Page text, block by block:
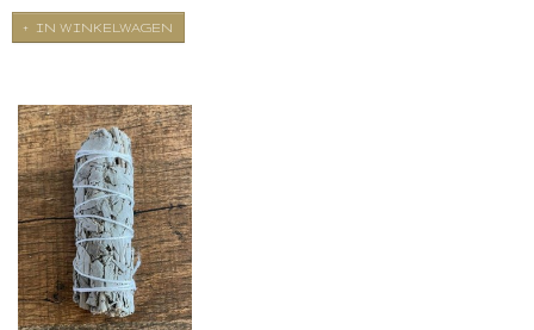
IN WINKELWAGEN